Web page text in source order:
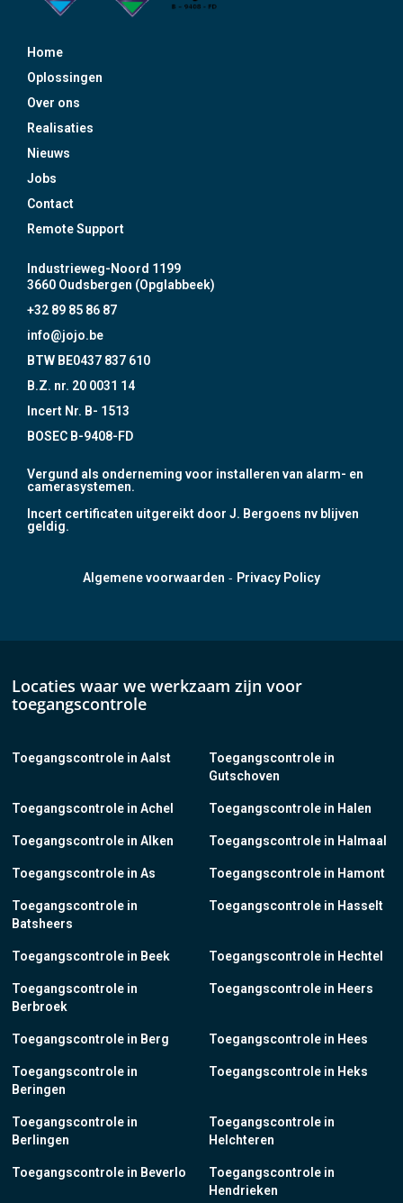
Home
Oplossingen
Over ons
Realisaties
Nieuws
Jobs
Contact
Remote Support
Industrieweg-Noord 1199
3660 Oudsbergen (Opglabbeek)
+32 89 85 86 87
info@jojo.be
BTW BE0437 837 610
B.Z. nr. 20 0031 14
Incert Nr. B- 1513
BOSEC B-9408-FD
Vergund als onderneming voor installeren van alarm- en
camerasystemen.
Incert certificaten uitgereikt door J. Bergoens nv blijven
geldig.
Algemene voorwaarden - Privacy Policy
Locaties waar we werkzaam zijn voor
toegangscontrole
Toegangscontrole in Aalst
Toegangscontrole in Achel
Toegangscontrole in Alken
Toegangscontrole in As
Toegangscontrole in
Batsheers
Toegangscontrole in Beek
Toegangscontrole in
Berbroek
Toegangscontrole in Berg
Toegangscontrole in
Beringen
Toegangscontrole in
Berlingen
Toegangscontrole in Beverlo
Toegangscontrole in
Gutschoven
Toegangscontrole in Halen
Toegangscontrole in Halmaal
Toegangscontrole in Hamont
Toegangscontrole in Hasselt
Toegangscontrole in Hechtel
Toegangscontrole in Heers
Toegangscontrole in Hees
Toegangscontrole in Heks
Toegangscontrole in
Helchteren
Toegangscontrole in
Hendrieken